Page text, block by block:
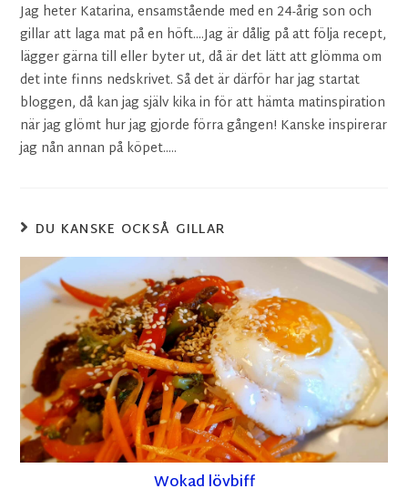
Jag heter Katarina, ensamstående med en 24-årig son och
gillar att laga mat på en höft....Jag är dålig på att följa recept,
lägger gärna till eller byter ut, då är det lätt att glömma om
det inte finns nedskrivet. Så det är därför har jag startat
bloggen, då kan jag själv kika in för att hämta matinspiration
när jag glömt hur jag gjorde förra gången! Kanske inspirerar
jag nån annan på köpet.....
DU KANSKE OCKSÅ GILLAR
Wokad lövbiff